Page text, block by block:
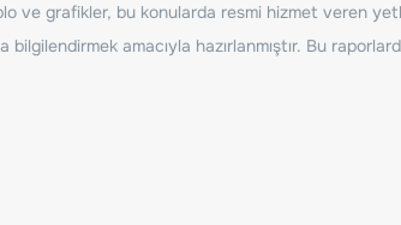
ve grafikler, bu konularda resmi hizmet veren
amacıyla hazırlanmıştır. Bu